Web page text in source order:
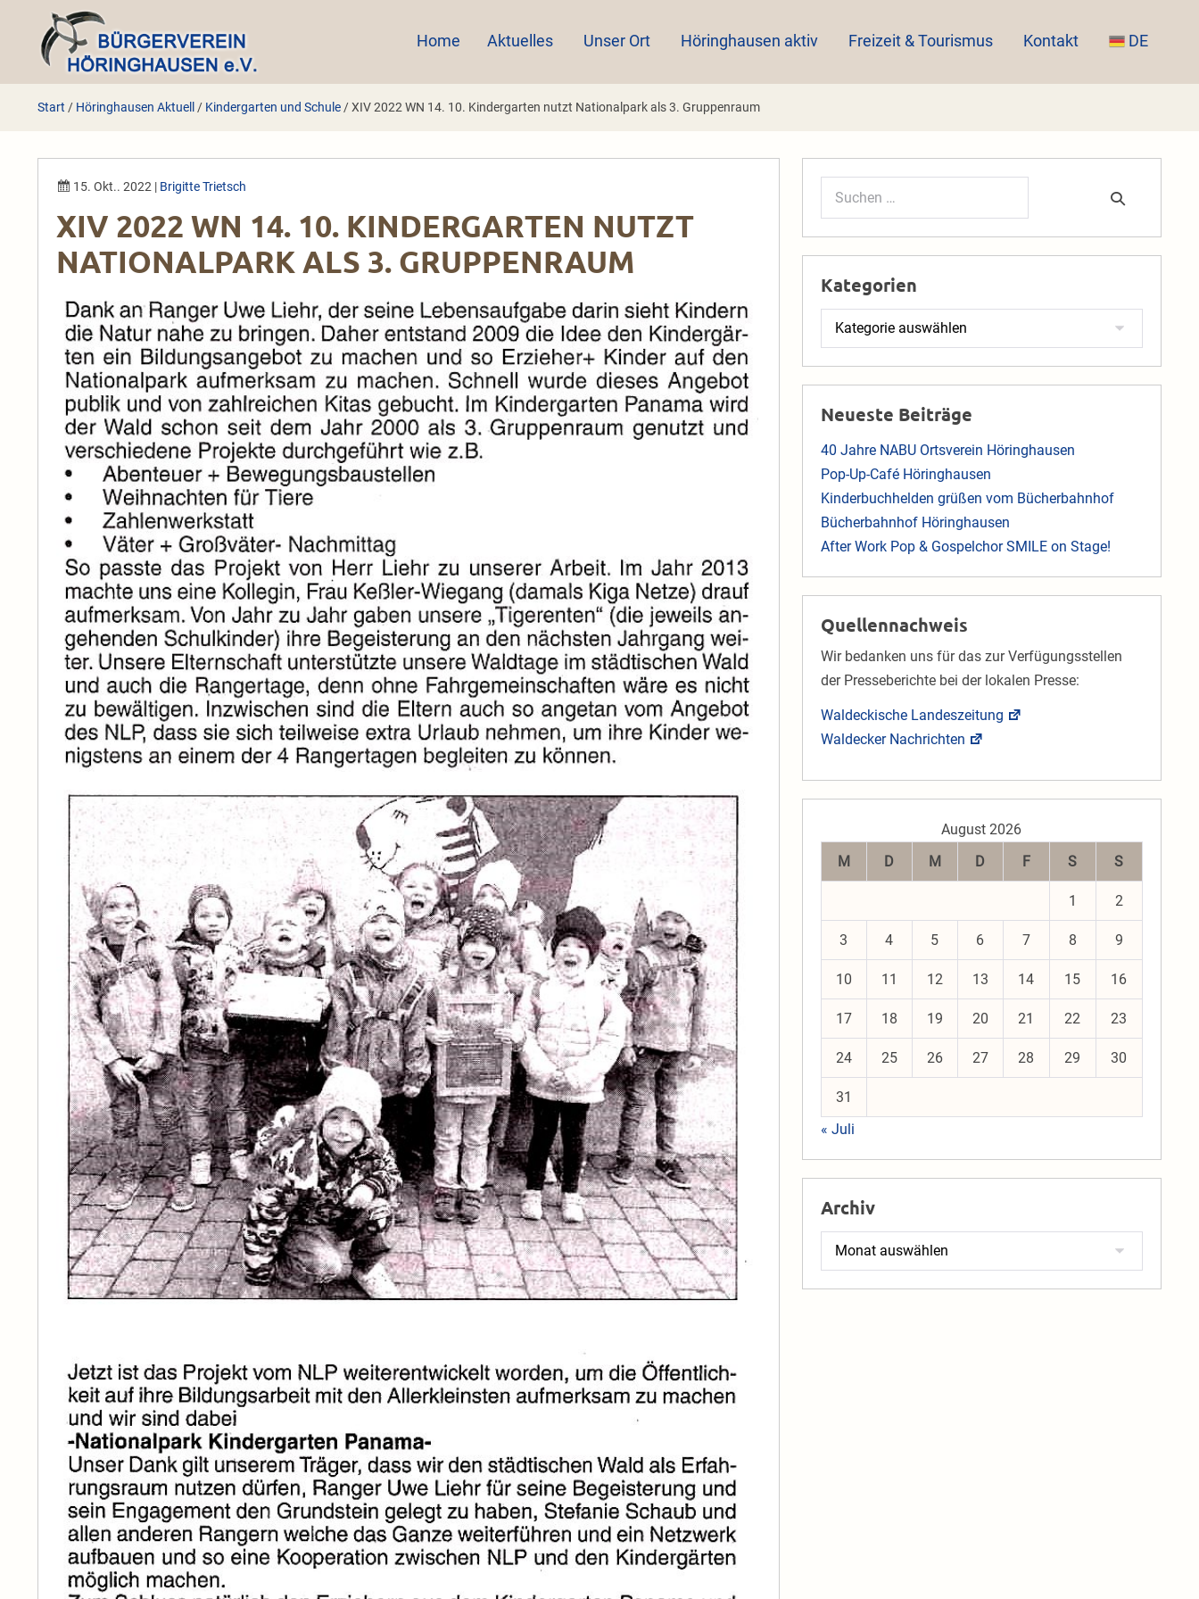
springen
Home Aktuelles Unser Ort Höringhausen aktiv Freizeit & Tourismus Kontakt DE
Start / Höringhausen Aktuell / Kindergarten und Schule /XIV 2022 WN 14. 10. Kindergarten nutzt Nationalpark als 3. Gruppenraum
15. Okt.. 2022 | Brigitte Trietsch
XIV 2022 WN 14. 10. KINDERGARTEN NUTZT
NATIONALPARK ALS 3. GRUPPENRAUM
Suchen
Kategorien
Kategorien
Neueste Beiträge
40 Jahre NABU Ortsverein Höringhausen
Pop-Up-Café Höringhausen
Kinderbuchhelden grüßen vom Bücherbahnhof
Bücherbahnhof Höringhausen
After Work Pop & Gospelchor SMILE on Stage!
Quellennachweis
Wir bedanken uns für das zur Verfügungsstellen
der Presseberichte bei der lokalen Presse:
Waldeckische Landeszeitung
Waldecker Nachrichten
August 2026
M
D M D F S S
1 2
3 4 5 6 7 8 9
10 11 12 13 14 15 16
17 18 19 20 21 22 23
24 25 26 27 28 29 30
31
« Juli
Archiv
Archiv